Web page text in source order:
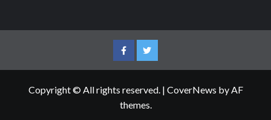
FacebookTwitter
Copyright © All rights reserved. | CoverNews by AF
themes.